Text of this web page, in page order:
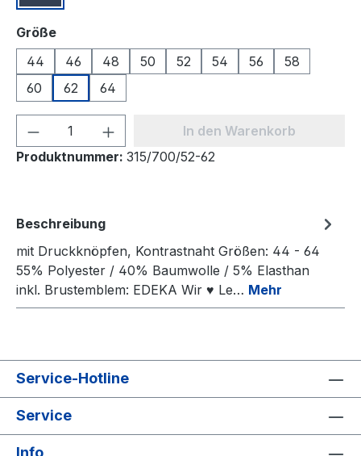
Größeauswählen
44
46 48 50 52 54 56
58
60
62 64
Produkt Anzahl: Gib denIn den Warenkorb
Produktnummer: 315/700/52-62
Beschreibung
mit Druckknöpfen, Kontrastnaht Größen: 44 - 64
55% Polyester / 40% Baumwolle / 5% Elasthan
inkl. Brustemblem: EDEKA Wir ♥ Le… Mehr
Service-Hotline
Service
Info